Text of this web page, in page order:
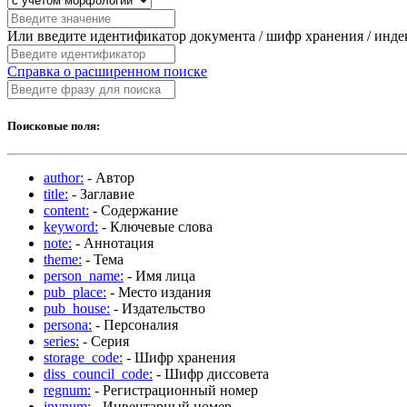
Или введите идентификатор документа / шифр хранения /
Справка о расширенном поиске
Поисковые поля:
author: - Автор
title: - Заглавие
content: - Содержание
keyword: - Ключевые слова
note: - Аннотация
theme: - Тема
person_name: - Имя лица
pub_place: - Место издания
pub_house: - Издательство
persona: - Персоналия
series: - Серия
storage_code: - Шифр хранения
diss_council_code: - Шифр диссовета
regnum: - Регистрационный номер